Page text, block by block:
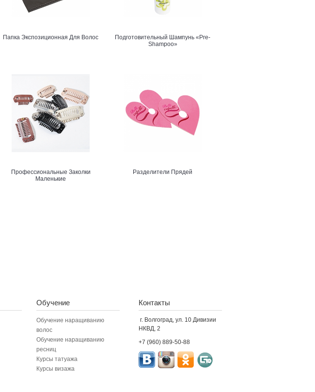
Папка Экспозиционная Для Волос
Подготовительный Шампунь «Pre-
Shampoo»
Профессиональные Заколки
Маленькие
Разделители Прядей
Обучение
Обучение наращиванию
волос
Обучение наращиванию
ресниц
Курсы татуажа
Курсы визажа
Контакты
г. Волгоград, ул. 10 Дивизии
НКВД, 2
+7 (960) 889-50-88